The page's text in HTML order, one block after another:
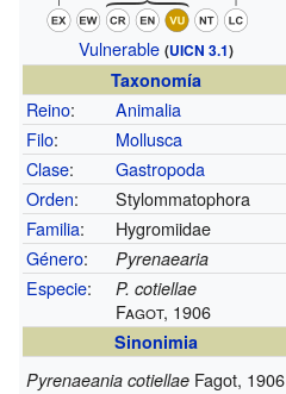
Vulnerable (UICN 3.1)
Taxonomía
Reino:
Animalia
Filo:
Mollusca
Clase:
Gastropoda
Orden:
Stylommatophora
Familia:
Hygromiidae
Género: Pyrenaearia
Especie: P. cotiellae
Fagot, 1906
Sinonimia
Pyrenaeania cotiellae Fagot, 1906